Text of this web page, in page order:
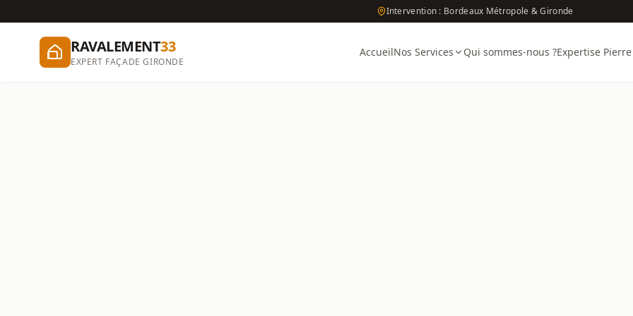
Intervention : Bordeaux Métropole & Gironde
RAVALEMENT33
EXPERT FAÇADE GIRONDE
AccueilNos Services Qui sommes-nous ?Expertise Pierre